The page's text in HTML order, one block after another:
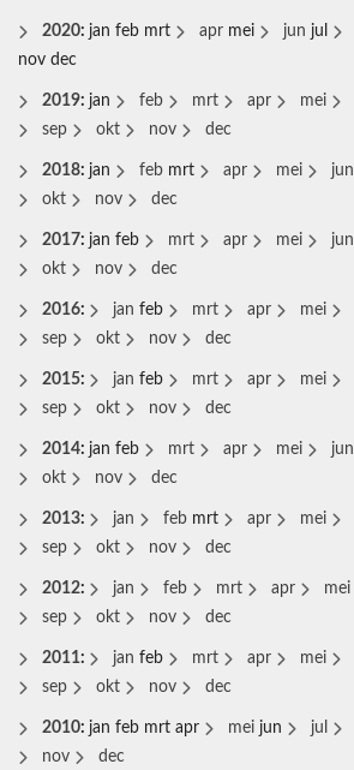
2020: jan feb mrt apr mei jun jul
nov dec
2019: jan feb mrt apr mei
sep
okt nov dec
2018: jan feb mrt apr mei jun
okt
nov dec
2017: jan feb mrt apr mei jun
okt
nov dec
2016: jan feb mrt apr mei
sep
okt nov dec
2015: jan feb mrt apr mei
sep
okt nov dec
2014: jan feb mrt apr mei jun
okt
nov dec
2013: jan feb mrt apr mei
sep
okt nov dec
2012: jan feb mrt apr mei
sep
okt nov dec
2011: jan feb mrt apr mei
sep
okt nov dec
2010: jan feb mrt apr mei jun jul
nov
dec